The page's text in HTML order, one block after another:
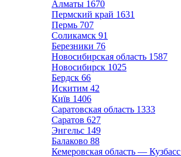
Алматы 1670
Пермский край 1631
Пермь 707
Соликамск 91
Березники 76
Новосибирская область 1587
Новосибирск 1025
Бердск 66
Искитим 42
Київ 1406
Саратовская область 1333
Саратов 627
Энгельс 149
Балаково 88
Кемеровская область — Кузбасс